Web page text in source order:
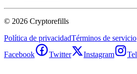
© 2026 Cryptorefills
Política de privacidadTérminos de servicio
Facebook
Twitter Instagram